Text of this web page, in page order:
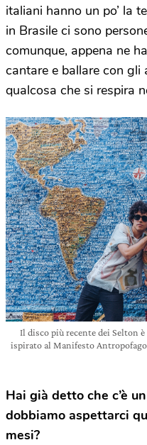
italiani hanno un po’ la
in Brasile ci sono
comunque, appena ne
cantare e ballare con gli
qualcosa che si respira
Il disco più recente dei Selton
ispirato al Manifesto
Hai già detto che c’è
dobbiamo aspettarci
mesi?